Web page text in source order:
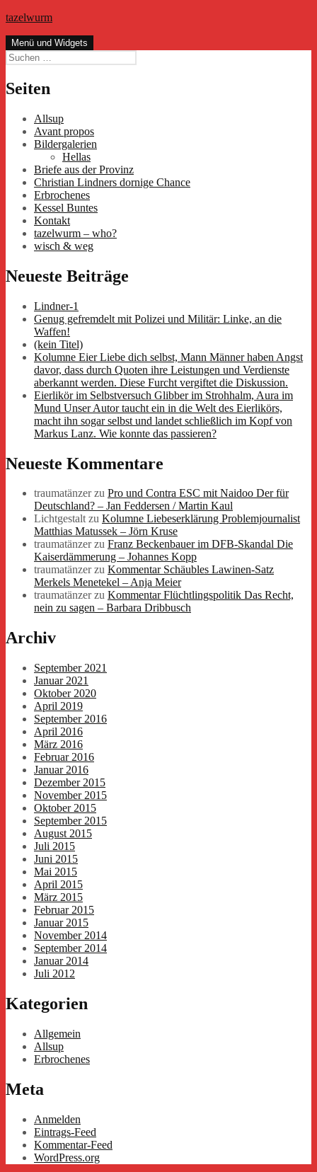
Zum
springen
tazelwurm
Menü und Widgets
Suchen
nach:
Seiten
Allsup
Avant propos
Bildergalerien
Hellas
Briefe aus der Provinz
Christian Lindners dornige Chance
Erbrochenes
Kessel Buntes
Kontakt
tazelwurm – who?
wisch & weg
Neueste Beiträge
Lindner-1
Genug gefremdelt mit Polizei und Militär: Linke, an die
Waffen!
(kein Titel)
Kolumne Eier Liebe dich selbst, Mann Männer haben Angst
davor, dass durch Quoten ihre Leistungen und Verdienste
aberkannt werden. Diese Furcht vergiftet die Diskussion.
Eierlikör im Selbstversuch Glibber im Strohhalm, Aura im
Mund Unser Autor taucht ein in die Welt des Eierlikörs,
macht ihn sogar selbst und landet schließlich im Kopf von
Markus Lanz. Wie konnte das passieren?
Neueste Kommentare
traumatänzerzu Pro und Contra ESC mit Naidoo Der für
Deutschland? – Jan Feddersen / Martin Kaul
Lichtgestaltzu Kolumne Liebeserklärung Problemjournalist
Matthias Matussek – Jörn Kruse
traumatänzerzu Franz Beckenbauer im DFB-Skandal Die
Kaiserdämmerung – Johannes Kopp
traumatänzerzu Kommentar Schäubles Lawinen-Satz
Merkels Menetekel – Anja Meier
traumatänzerzu Kommentar Flüchtlingspolitik Das Recht,
nein zu sagen – Barbara Dribbusch
Archiv
September 2021
Januar 2021
Oktober 2020
April 2019
September 2016
April 2016
März 2016
Februar 2016
Januar 2016
Dezember 2015
November 2015
Oktober 2015
September 2015
August 2015
Juli 2015
Juni 2015
Mai 2015
April 2015
März 2015
Februar 2015
Januar 2015
November 2014
September 2014
Januar 2014
Juli 2012
Kategorien
Allgemein
Allsup
Erbrochenes
Meta
Anmelden
Eintrags-Feed
Kommentar-Feed
WordPress.org